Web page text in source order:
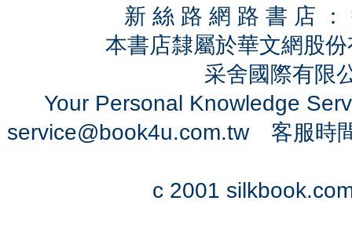
新 絲 路 網 路 書 店
本書店隸屬於華文網股
采舍國際有限
Your Personal Knowledge
service@book4u.com.tw客服時間
c 2001